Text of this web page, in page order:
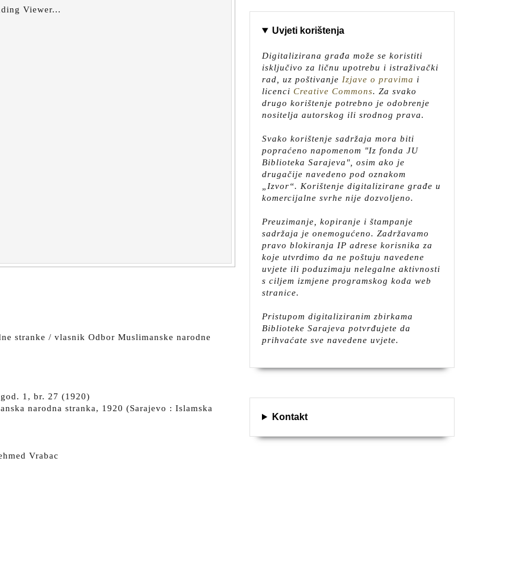
Viewer...
stranke / vlasnik Odbor Muslimanske narodne
1, br. 27 (1920)
narodna stranka, 1920 (Sarajevo : Islamska
Vrabac
Uvjeti korištenja
Digitalizirana građa može se koristiti
isključivo za ličnu upotrebu i istraživački
rad, uz poštivanje Izjave o pravima i
licenci Creative Commons. Za svako
drugo korištenje potrebno je odobrenje
nositelja autorskog ili srodnog prava.
Svako korištenje sadržaja mora biti
popraćeno napomenom "Iz fonda JU
Biblioteka Sarajeva", osim ako je
drugačije navedeno pod oznakom
„Izvor“. Korištenje digitalizirane građe u
komercijalne svrhe nije dozvoljeno.
Preuzimanje, kopiranje i štampanje
sadržaja je onemogućeno. Zadržavamo
pravo blokiranja IP adrese korisnika za
koje utvrdimo da ne poštuju navedene
uvjete ili poduzimaju nelegalne aktivnosti
s ciljem izmjene programskog koda web
stranice.
Pristupom digitaliziranim zbirkama
Biblioteke Sarajeva potvrđujete da
prihvaćate sve navedene uvjete.
Kontakt